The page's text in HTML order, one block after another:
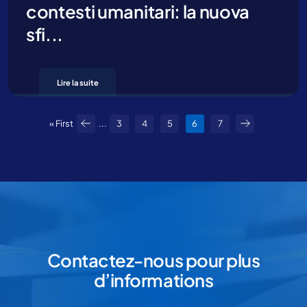
contesti umanitari: la nuova
sfi...
Lire la suite
« First ... 3 4 5 6 7
Contactez-nous pour plus
d’informations